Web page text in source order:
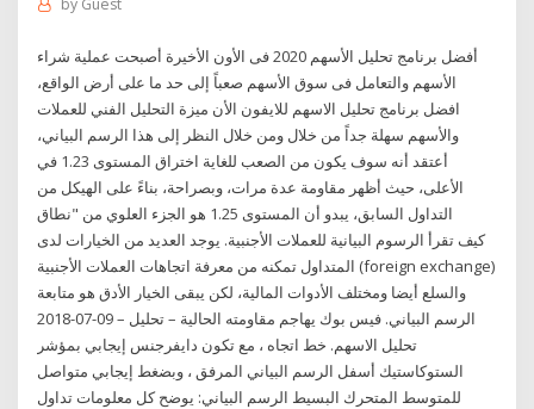
by Guest
أفضل برنامج تحليل الأسهم 2020 فى الأون الأخيرة أصبحت عملية شراء
الأسهم والتعامل فى سوق الأسهم صعباً إلى حد ما على أرض الواقع،
افضل برنامج تحليل الاسهم للايفون الأن ميزة التحليل الفني للعملات
والأسهم سهلة جداً من خلال ومن خلال النظر إلى هذا الرسم البياني،
أعتقد أنه سوف يكون من الصعب للغاية اختراق المستوى 1.23 في
الأعلى، حيث أظهر مقاومة عدة مرات، وبصراحة، بناءً على الهيكل من
التداول السابق، يبدو أن المستوى 1.25 هو الجزء العلوي من "نطاق
كيف تقرأ الرسوم البيانية للعملات الأجنبية. يوجد العديد من الخيارات لدى
المتداول تمكنه من معرفة اتجاهات العملات الأجنبية (foreign exchange)
والسلع أيضا ومختلف الأدوات المالية، لكن يبقى الخيار الأدق هو متابعة
الرسم البياني. فيس بوك يهاجم مقاومته الحالية – تحليل – 09-07-2018
تحليل الاسهم. خط اتجاه ، مع تكون دايفرجنس إيجابي بمؤشر
الستوكاستيك أسفل الرسم البياني المرفق ، وبضغط إيجابي متواصل
للمتوسط المتحرك البسيط الرسم البياني: يوضح كل معلومات تداول